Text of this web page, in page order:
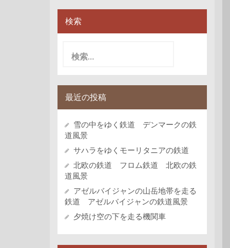
検索
最近の投稿
雪の中をゆく鉄道 デンマークの鉄
道風景
サハラをゆくモーリタニアの鉄道
北欧の鉄道 フロム鉄道 北欧の鉄
道風景
アゼルバイジャンの山岳地帯を走る
鉄道 アゼルバイジャンの鉄道風景
夕焼け空の下を走る機関車